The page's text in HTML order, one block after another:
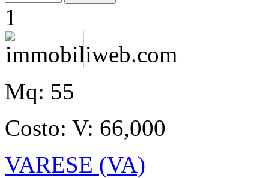
1
Mq: 55
Costo: V: 66,000
VARESE (VA)